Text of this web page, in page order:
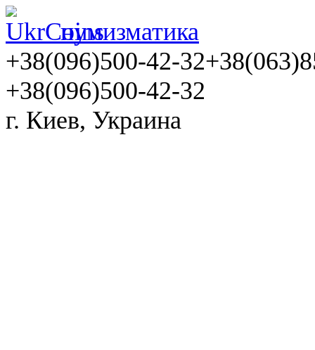
нумизматика
+38(096)500-42-32
+38(096)500-42-32
г. Киев, Украина